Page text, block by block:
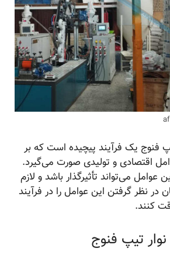
یک فرآیند پیچیده است که بر
اقتصادی و تولیدی صورت می‌گیرد.
می‌تواند تأثیرگذار باشد و لازم
نظر گرفتن این عوامل را در فرآیند
تیپ فنوج